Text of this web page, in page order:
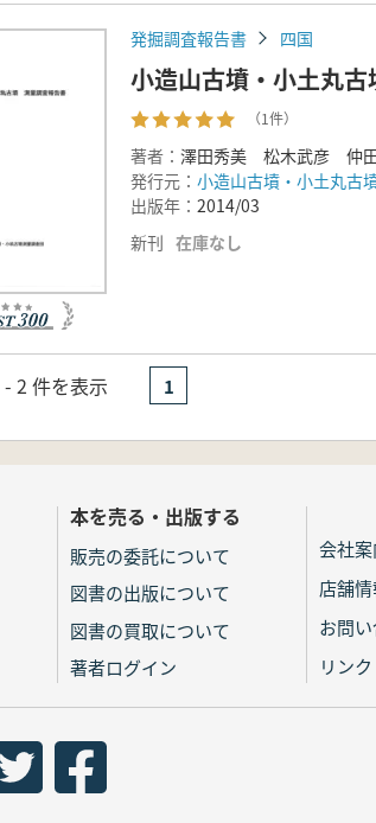
発掘調査報告書 四国
小造山古墳・小土丸
（1件）
著者： 澤田秀美 松木武彦 仲
発行元： 小造山古墳・小土丸古
出版年： 2014/03
新刊 在庫なし
2 件を表示 1
本を売る・出版する
販売の委託について
図書の出版について
図書の買取について
著者ログイン
会社案
店舗
お問
リンク